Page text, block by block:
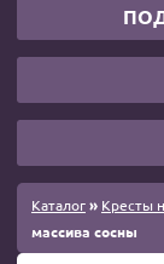
Каталог» Кресты
массива сосны